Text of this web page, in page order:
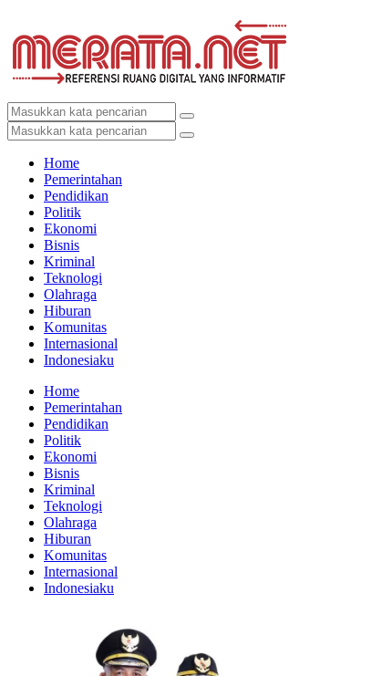
Home
Pemerintahan
Pendidikan
Politik
Ekonomi
Bisnis
Kriminal
Teknologi
Olahraga
Hiburan
Komunitas
Internasional
Indonesiaku
Home
Pemerintahan
Pendidikan
Politik
Ekonomi
Bisnis
Kriminal
Teknologi
Olahraga
Hiburan
Komunitas
Internasional
Indonesiaku